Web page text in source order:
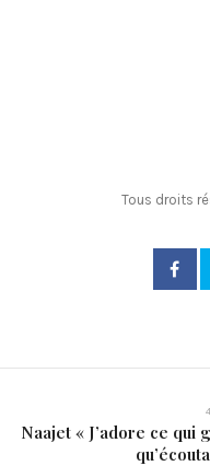
Tous droits
Naajet « J’adore ce qui